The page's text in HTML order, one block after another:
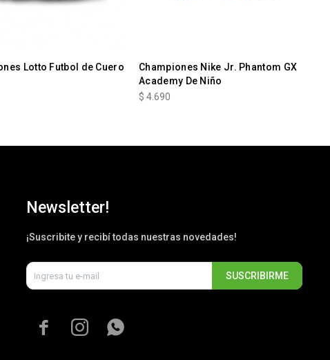
Lotto Futbol de Cuero
Championes Nike Jr. Phantom GX
Academy De Niño
$ 4.690
Newsletter!
¡Suscribite y recibí todas nuestras novedades!
SUSCRIBIRME
  